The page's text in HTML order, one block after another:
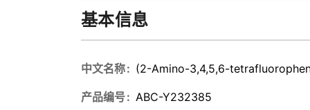
基本信息
中文名称 (2-Amino-3,4,5,6-
产品编号 ABC-Y232385